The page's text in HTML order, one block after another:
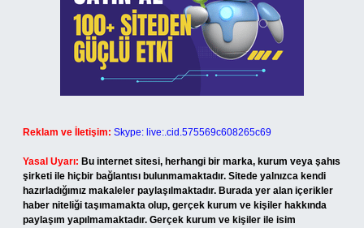
Reklam ve İletişim: Skype: live:.cid.575569c608265c69
Yasal Uyarı: Bu internet sitesi, herhangi bir marka, kurum veya şahıs
şirketi ile hiçbir bağlantısı bulunmamaktadır. Sitede yalnızca kendi
hazırladığımız makaleler paylaşılmaktadır. Burada yer alan içerikler
haber niteliği taşımamakta olup, gerçek kurum ve kişiler hakkında
paylaşım yapılmamaktadır. Gerçek kurum ve kişiler ile isim